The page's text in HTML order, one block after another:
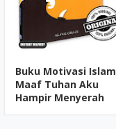
Buku Motivasi Islam
Maaf Tuhan Aku
Hampir Menyerah